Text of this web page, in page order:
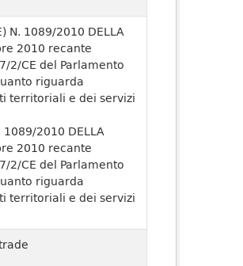
N. 1089/2010 DELLA
2010 recante
2/CE del Parlamento
riguarda
territoriali e dei servizi
1089/2010 DELLA
2010 recante
2/CE del Parlamento
riguarda
territoriali e dei servizi